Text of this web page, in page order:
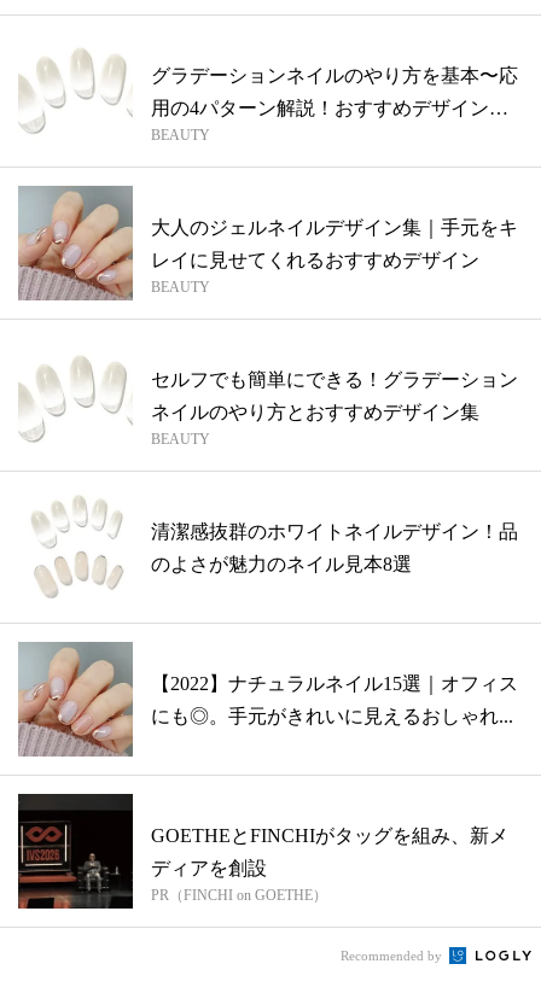
グラデーションネイルのやり方を基本〜応
用の4パターン解説！おすすめデザイン集
も
BEAUTY
大人のジェルネイルデザイン集｜手元をキ
レイに見せてくれるおすすめデザイン
BEAUTY
セルフでも簡単にできる！グラデーション
ネイルのやり方とおすすめデザイン集
BEAUTY
清潔感抜群のホワイトネイルデザイン！品
のよさが魅力のネイル見本8選
【2022】ナチュラルネイル15選｜オフィス
にも◎。手元がきれいに見えるおしゃれ...
GOETHEとFINCHIがタッグを組み、新メ
ディアを創設
PR（FINCHI on GOETHE）
Recommended by